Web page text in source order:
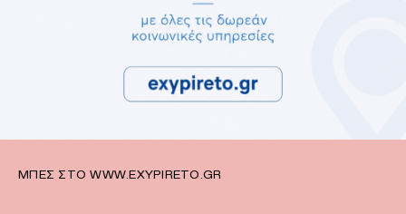
ΜΠΕΣ ΣΤΟ WWW.EXYPIRETO.GR